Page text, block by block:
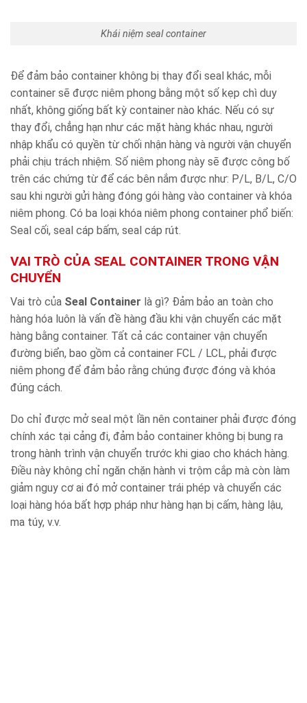
Khái niệm seal container
Để đảm bảo container không bị thay đổi seal khác, mỗi
container sẽ được niêm phong bằng một số kẹp chì duy
nhất, không giống bất kỳ container nào khác. Nếu có sự
thay đổi, chẳng hạn như các mặt hàng khác nhau, người
nhập khẩu có quyền từ chối nhận hàng và người vận chuyển
phải chịu trách nhiệm. Số niêm phong này sẽ được công bố
trên các chứng từ để các bên nắm được như: P/L, B/L, C/O
sau khi người gửi hàng đóng gói hàng vào container và khóa
niêm phong. Có ba loại khóa niêm phong container phổ biến:
Seal cối, seal cáp bấm, seal cáp rút.
VAI TRÒ CỦA SEAL CONTAINER TRONG VẬN
CHUYỂN
Vai trò của Seal Container là gì? Đảm bảo an toàn cho
hàng hóa luôn là vấn đề hàng đầu khi vận chuyển các mặt
hàng bằng container. Tất cả các container vận chuyển
đường biển, bao gồm cả container FCL / LCL, phải được
niêm phong để đảm bảo rằng chúng được đóng và khóa
đúng cách.
Do chỉ được mở seal một lần nên container phải được đóng
chính xác tại cảng đi, đảm bảo container không bị bung ra
trong hành trình vận chuyển trước khi giao cho khách hàng.
Điều này không chỉ ngăn chặn hành vi trộm cắp mà còn làm
giảm nguy cơ ai đó mở container trái phép và chuyển các
loại hàng hóa bất hợp pháp như hàng hạn bị cấm, hàng lậu,
ma túy, v.v.